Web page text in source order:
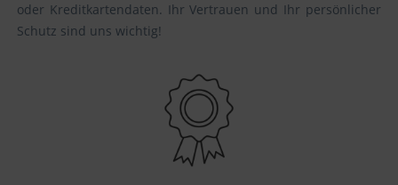
oder Kreditkartendaten. Ihr Vertrauen und Ihr persönlicher
Schutz sind uns wichtig!